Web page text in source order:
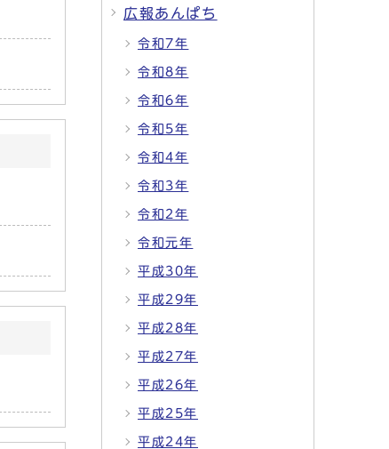
広報あんぱち
令和7年
令和8年
令和6年
令和5年
令和4年
令和3年
令和2年
令和元年
平成30年
平成29年
平成28年
平成27年
平成26年
平成25年
平成24年